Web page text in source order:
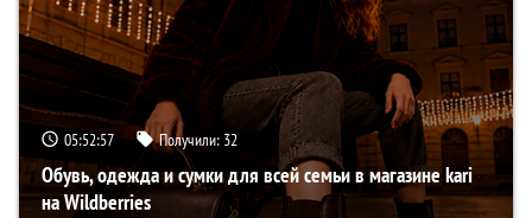
05:52:56 Получили: 32
Обувь, одежда и сумки для всей семьи в магазине kari
на Wildberries